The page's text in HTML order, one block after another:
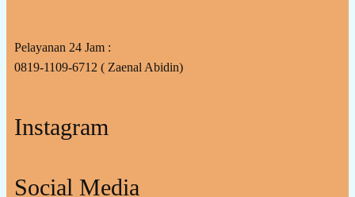
Pelayanan 24 Jam :
0819-1109-6712 ( Zaenal Abidin)
Instagram
Social Media